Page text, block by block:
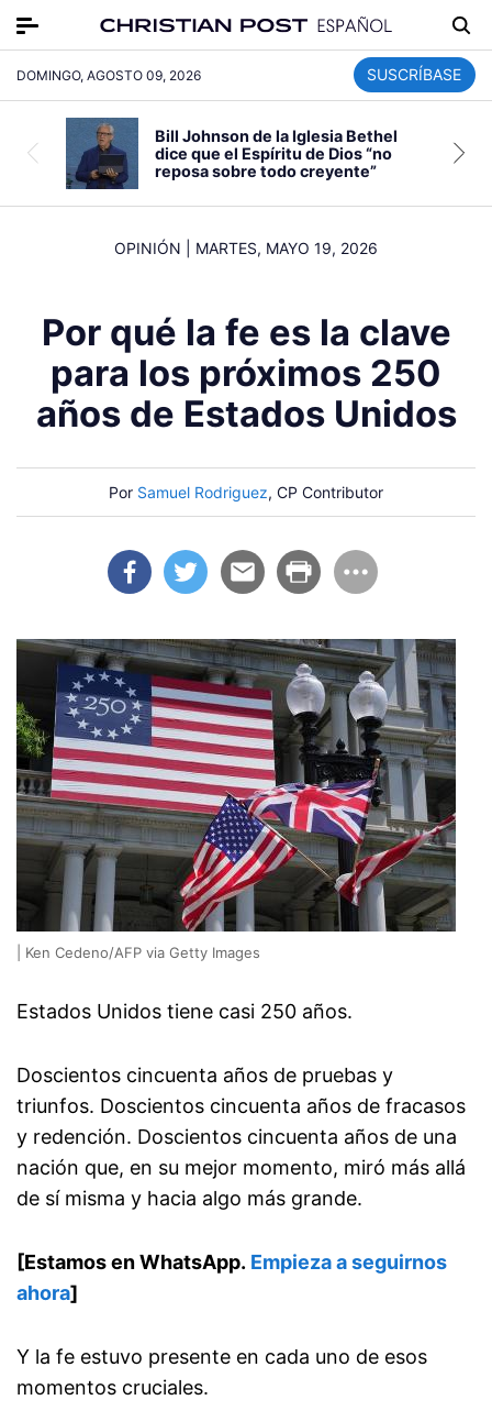
DOMINGO, AGOSTO 09, 2026 SUSCRÍBASE
Bill Johnson de la Iglesia Bethel
dice que el Espíritu de Dios “no
reposa sobre todo creyente”
OPINIÓN MARTES, MAYO 19, 2026
Por qué la fe es la clave
para los próximos 250
años de Estados Unidos
Por Samuel Rodriguez, CP Contributor
| Ken Cedeno/AFP via Getty Images
Estados Unidos tiene casi 250 años.
Doscientos cincuenta años de pruebas y
triunfos. Doscientos cincuenta años de fracasos
y redención. Doscientos cincuenta años de una
nación que, en su mejor momento, miró más allá
de sí misma y hacia algo más grande.
[Estamos en WhatsApp. Empieza a seguirnos
ahora]
Y la fe estuvo presente en cada uno de esos
momentos cruciales.